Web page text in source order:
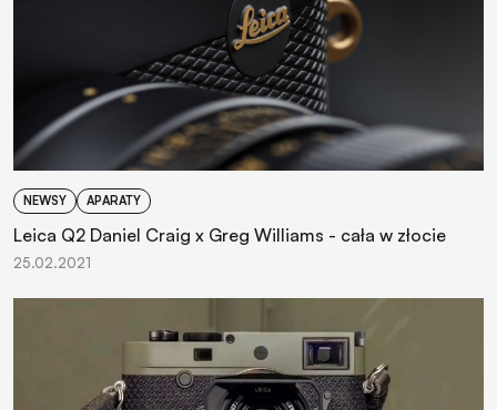
NEWSY APARATY
Leica Q2 Daniel Craig x Greg Williams - cała w złocie
25.02.2021